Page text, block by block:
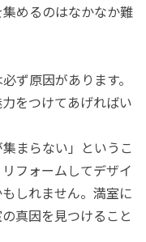
めるのはなかなか難
ず原因があります。
をつけてあげればい
まらない」というこ
フォームしてデザイ
しれません。満室に
真因を見つけること